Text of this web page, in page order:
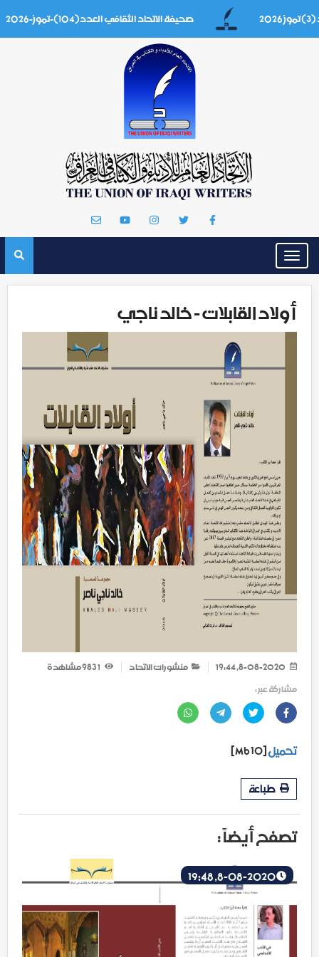
صحيفة الاتحاد الثقافي العدد(104)-تموز-2026
Toggle
navigation
أولاد القابلات - خالد ناجي
منشورات الاتحاد
مشاهدة
مشاركة عبر :
تحميل[10 Mb]
طباعة
تصفح أيضاً :